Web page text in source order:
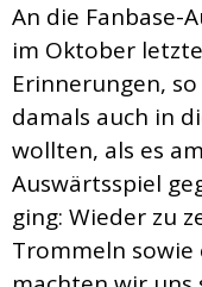
An die Fanbase-
im Oktober
Erinnerungen,
damals auch in
wollten, als es
Auswärtsspiel
ging: Wieder zu
Trommeln sowie